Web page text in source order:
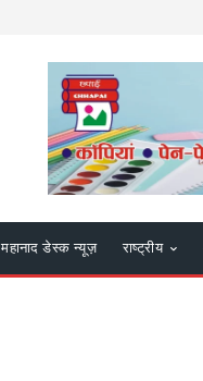
महानाद डेस्क न्यूज़ राष्ट्रीय